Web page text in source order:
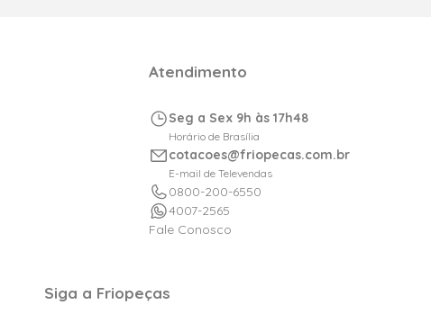
Atendimento
Seg a Sex 9h às 17h48
Horário de Brasília
cotacoes@friopecas.com.br
E-mail de Televendas
0800-200-6550
4007-2565
Fale Conosco
Siga a Friopeças